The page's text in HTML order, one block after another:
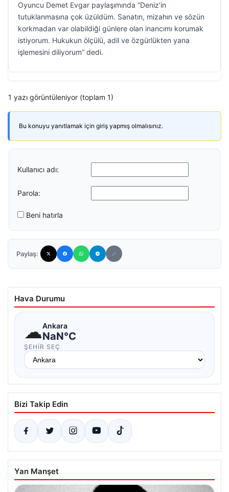
Oyuncu Demet Evgar paylaşımında “Deniz’in
tutuklanmasına çok üzüldüm. Sanatın, mizahın ve sözün
korkmadan var olabildiği günlere olan inancımı korumak
istiyorum. Hukukun ölçülü, adil ve özgürlükten yana
işlemesini diliyorum” dedi.
1 yazı görüntüleniyor (toplam 1)
Bu konuyu yanıtlamak için giriş yapmış olmalısınız.
Kullanıcı adı:
Parola:
Beni hatırla
Paylaş:
Hava Durumu
☁Ankara
NaN°C
ŞEHIR SEÇ
Bizi Takip Edin
Yan Manşet